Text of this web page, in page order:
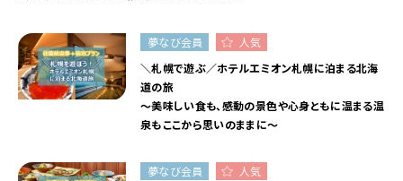
夢なび会員
人気
＼札幌で遊ぶ／ホテルエミオン札幌に泊まる北海
道の旅
～美味しい食も、感動の景色や心身ともに温まる温
泉もここから思いのままに～
夢なび会員
人気